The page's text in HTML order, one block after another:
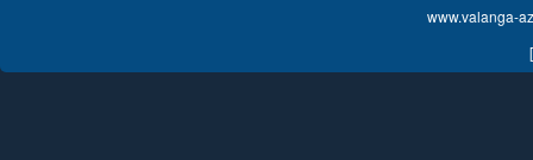
www.valanga-